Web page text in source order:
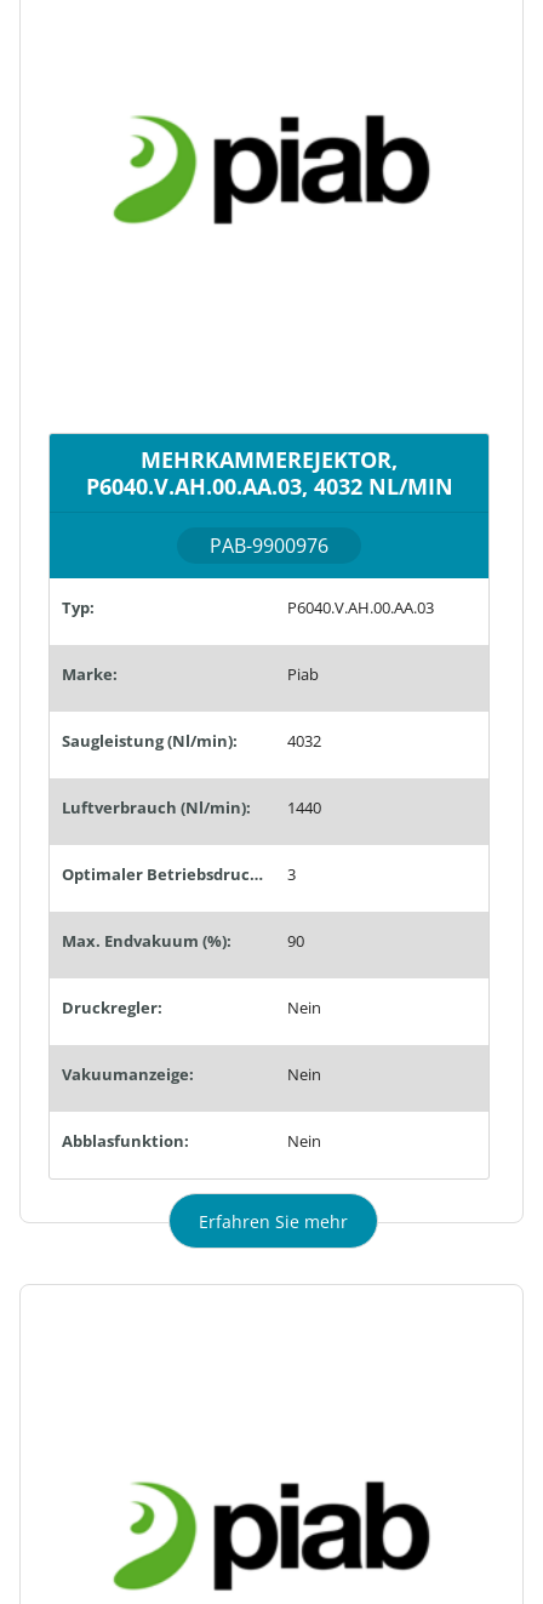
MEHRKAMMEREJEKTOR,
P6040.V.AH.00.AA.03, 4032 NL/MIN
PAB-9900976
Typ: P6040.V.AH.00.AA.03
Marke: Piab
Saugleistung (Nl/min): 4032
Luftverbrauch (Nl/min): 1440
Optimaler Betriebsdruck (bar): 3
Max. Endvakuum (%): 90
Druckregler: Nein
Vakuumanzeige: Nein
Abblasfunktion: Nein
Erfahren Sie mehr